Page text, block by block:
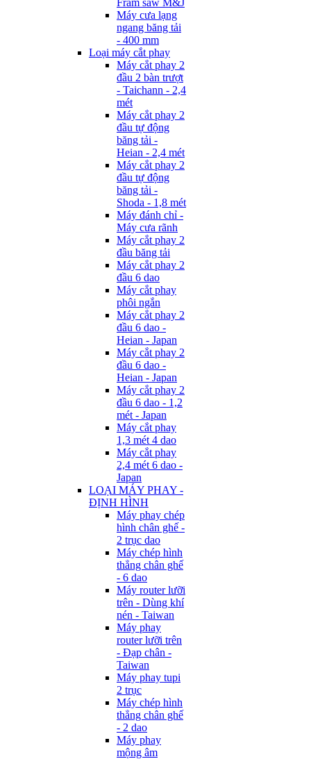
Fram saw M&J
Máy cưa lạng
ngang băng tải
- 400 mm
Loại máy cắt phay
Máy cắt phay 2
đầu 2 bàn trượt
- Taichann - 2,4
mét
Máy cắt phay 2
đầu tự động
băng tải -
Heian - 2,4 mét
Máy cắt phay 2
đầu tự động
băng tải -
Shoda - 1,8 mét
Máy đánh chỉ -
Máy cưa rãnh
Máy cắt phay 2
đầu băng tải
Máy cắt phay 2
đầu 6 dao
Máy cắt phay
phôi ngắn
Máy cắt phay 2
đầu 6 dao -
Heian - Japan
Máy cắt phay 2
đầu 6 dao -
Heian - Japan
Máy cắt phay 2
đầu 6 dao - 1,2
mét - Japan
Máy cắt phay
1,3 mét 4 dao
Máy cắt phay
2,4 mét 6 dao -
Japan
LOẠI MÁY PHAY -
ĐỊNH HÌNH
Máy phay chép
hình chân ghế -
2 trục dao
Máy chép hình
thẳng chân ghế
- 6 dao
Máy router lưỡi
trên - Dùng khí
nén - Taiwan
Máy phay
router lưỡi trên
- Đạp chân -
Taiwan
Máy phay tupi
2 trục
Máy chép hình
thẳng chân ghế
- 2 dao
Máy phay
mộng âm